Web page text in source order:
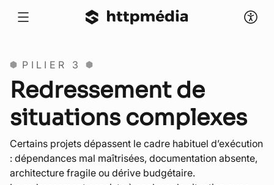
PILIER 3
Redressement de
situations complexes
Certains projets dépassent le cadre habituel d’exécution
: dépendances mal maîtrisées, documentation absente,
architecture fragile ou dérive budgétaire.